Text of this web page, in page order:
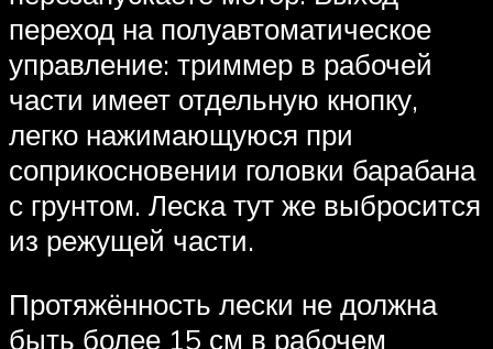
переход на полуавтоматическое
управление: триммер в рабочей
части имеет отдельную кнопку,
легко нажимающуюся при
соприкосновении головки барабана
с грунтом. Леска тут же выбросится
из режущей части.
Протяжённость лески не должна
быть более 15 см в рабочем